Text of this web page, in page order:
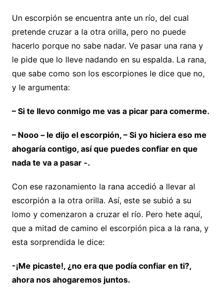
Un escorpión se encuentra ante un río, del cual
pretende cruzar a la otra orilla, pero no puede
hacerlo porque no sabe nadar. Ve pasar una rana y
le pide que lo lleve nadando en su espalda. La rana,
que sabe como son los escorpiones le dice que no,
y le argumenta:
– Si te llevo conmigo me vas a picar para comerme.
– Nooo – le dijo el escorpión, – Si yo hiciera eso me
ahogaría contigo, así que puedes confiar en que
nada te va a pasar -.
Con ese razonamiento la rana accedió a llevar al
escorpión a la otra orilla. Así, este se subió a su
lomo y comenzaron a cruzar el río. Pero hete aquí,
que a mitad de camino el escorpión pica a la rana, y
esta sorprendida le dice:
-¡Me picaste!, ¿no era que podía confiar en ti?,
ahora nos ahogaremos juntos.